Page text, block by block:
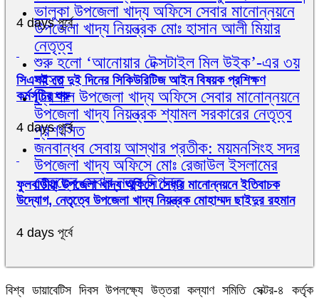
ভালুকা উপজেলা খাদ্য অফিসে সেবার মানোন্নয়নে
উপজেলা খাদ্য নিয়ন্ত্রক মোঃ হাসান আলী মিয়ার
নেতৃত্ব
শুরু হলো ‘আনোয়ার টেক্সটাইল মিল উইক’-এর ৩য়
আসর
ত্রিশাল উপজেলা খাদ্য অফিসে সেবার মানোন্নয়নে
উপজেলা খাদ্য নিয়ন্ত্রক শ্যামল সরকারের নেতৃত্ব
প্রশংসিত
জনবান্ধব সেবায় আস্থার প্রতীক: ময়মনসিংহ সদর
উপজেলা খাদ্য অফিসে মোঃ রেজাউল ইসলামের
নেতৃত্বে সেবার নতুন দিগন্ত
4 days পূর্বে
সিএসই তে দুই দিনের সিকিউরিটিজ আইন বিষয়ক প্রশিক্ষণ
কর্মসূচির শুরু
4 days পূর্বে
ফুলবাড়ীয়া উপজেলা খাদ্য অফিসে সেবার মানোন্নয়নে ইতিবাচক
উদ্যোগ, নেতৃত্বে উপজেলা খাদ্য নিয়ন্ত্রক মোহাম্মদ ছাইদুর রহমান
4 days পূর্বে
বিশ্ব ডায়াবেটিস দিবস উপলক্ষ্যে উত্তরা কল্যাণ সমিতি সেক্টর-৪ কর্তৃক